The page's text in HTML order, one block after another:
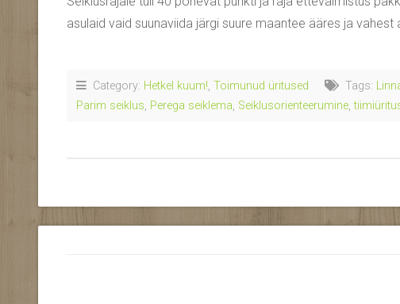
asulaid vaid suunaviida järgi suure maantee ääres ja
Category: Hetkel kuum!, Toimunud üritused Tags:
Parim seiklus, Perega seiklema, Seiklusorienteerumine,